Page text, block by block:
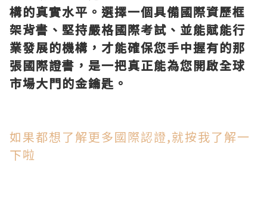
構的真實水平。選擇一個具備國際資歷框
架背書、堅持嚴格國際考試、並能賦能行
業發展的機構，才能確保您手中握有的那
張國際證書，是一把真正能為您開啟全球
市場大門的金鑰匙。
如果都想了解更多國際認證,就按我了解一
下啦